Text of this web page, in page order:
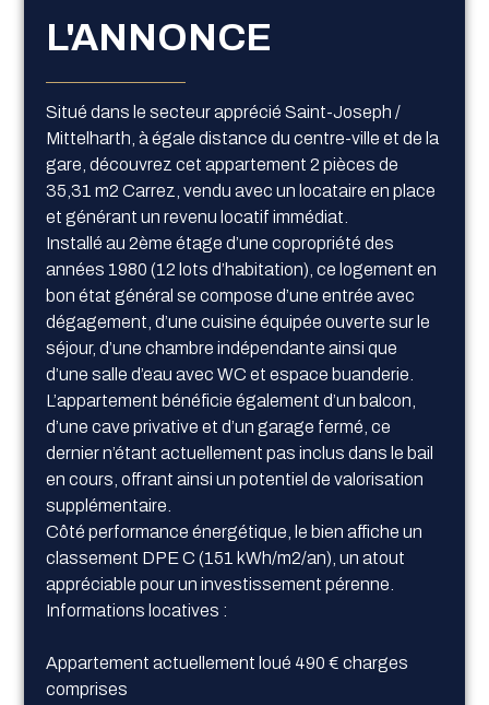
L'ANNONCE
Situé dans le secteur apprécié Saint-Joseph /
Mittelharth, à égale distance du centre-ville et de la
gare, découvrez cet appartement 2 pièces de
35,31 m2 Carrez, vendu avec un locataire en place
et générant un revenu locatif immédiat.
Installé au 2ème étage d’une copropriété des
années 1980 (12 lots d’habitation), ce logement en
bon état général se compose d’une entrée avec
dégagement, d’une cuisine équipée ouverte sur le
séjour, d’une chambre indépendante ainsi que
d’une salle d’eau avec WC et espace buanderie.
L’appartement bénéficie également d’un balcon,
d’une cave privative et d’un garage fermé, ce
dernier n’étant actuellement pas inclus dans le bail
en cours, offrant ainsi un potentiel de valorisation
supplémentaire.
Côté performance énergétique, le bien affiche un
classement DPE C (151 kWh/m2/an), un atout
appréciable pour un investissement pérenne.
Informations locatives :
Appartement actuellement loué 490 € charges
comprises